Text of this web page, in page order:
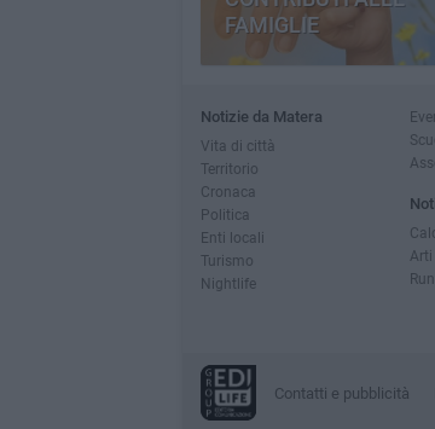
FAMIGLIE
Notizie da Matera
Vita di città
Territorio
Cronaca
Politica
Enti locali
Turismo
Nightlife
Contatti e pubblicità